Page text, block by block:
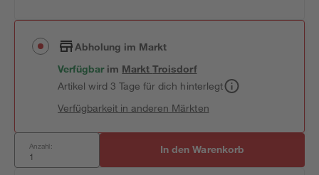
Abholung im Markt
Verfügbar im MarktTroisdorf
Artikel wird 3 Tage für dich hinterlegt
Verfügbarkeit in anderen Märkten
Anzahl: In den Warenkorb